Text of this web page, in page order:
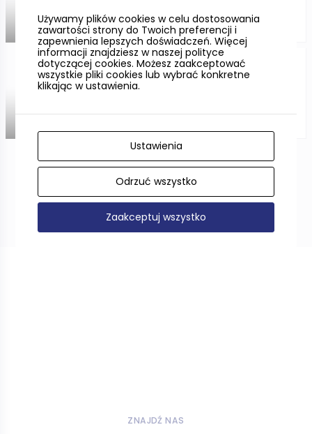
ODLEGŁOŚĆ —
Golf Park Gdynia
Pokaż więcej
ZNAJDŹ NAS
Używamy plików cookies w celu dostosowania
zawartości strony do Twoich preferencji i
zapewnienia lepszych doświadczeń. Więcej
informacji znajdziesz w naszej polityce
dotyczącej cookies. Możesz zaakceptować
wszystkie pliki cookies lub wybrać konkretne
klikając w ustawienia.
Ustawienia
Odrzuć wszystko
Zaakceptuj wszystko